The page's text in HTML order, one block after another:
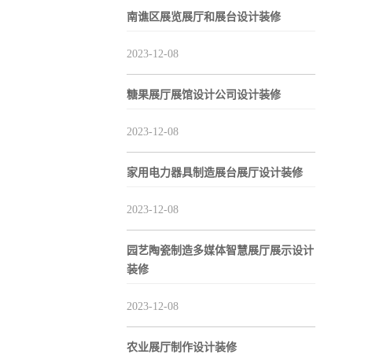
南谯区展览展厅和展台设计装修
2023-12-08
糖果展厅展馆设计公司设计装修
2023-12-08
家用电力器具制造展台展厅设计装修
2023-12-08
园艺陶瓷制造多媒体智慧展厅展示设计
装修
2023-12-08
农业展厅制作设计装修